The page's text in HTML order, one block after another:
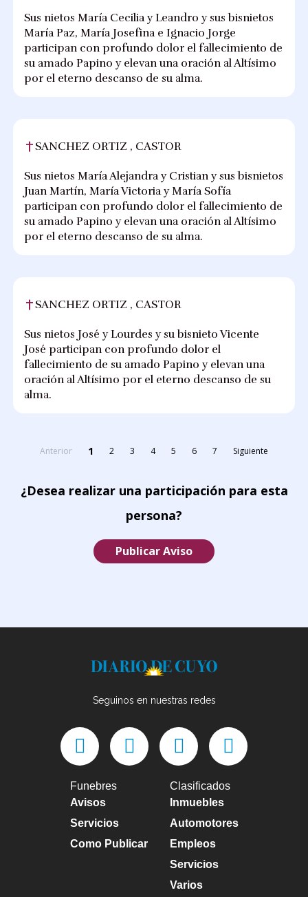
Sus nietos María Cecilia y Leandro y sus bisnietos
María Paz, María Josefina e Ignacio Jorge
participan con profundo dolor el fallecimiento de
su amado Papino y elevan una oración al Altísimo
por el eterno descanso de su alma.
SANCHEZ ORTIZ , CASTOR
Sus nietos María Alejandra y Cristian y sus bisnietos
Juan Martín, María Victoria y María Sofía
participan con profundo dolor el fallecimiento de
su amado Papino y elevan una oración al Altísimo
por el eterno descanso de su alma.
SANCHEZ ORTIZ , CASTOR
Sus nietos José y Lourdes y su bisnieto Vicente
José participan con profundo dolor el
fallecimiento de su amado Papino y elevan una
oración al Altísimo por el eterno descanso de su
alma.
Anterior 1 2 3 4 5 6 7 Siguiente
¿Desea realizar una participación para esta
persona?
Publicar Aviso
Seguinos en nuestras redes
Funebres
Avisos
Servicios
Como Publicar
Clasificados
Inmuebles
Automotores
Empleos
Servicios
Varios